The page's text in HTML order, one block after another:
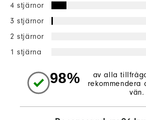
4 stjärnor
3 stjärnor
2 stjärnor
1 stjärna
98%
av alla
rekommendera
vän.